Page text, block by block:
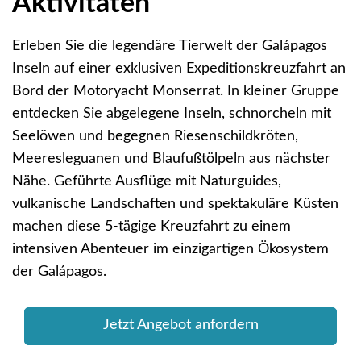
Erleben Sie die legendäre Tierwelt der Galápagos
Inseln auf einer exklusiven Expeditionskreuzfahrt an
Bord der Motoryacht Monserrat. In kleiner Gruppe
entdecken Sie abgelegene Inseln, schnorcheln mit
Seelöwen und begegnen Riesenschildkröten,
Meeresleguanen und Blaufußtölpeln aus nächster
Nähe. Geführte Ausflüge mit Naturguides,
vulkanische Landschaften und spektakuläre Küsten
machen diese 5-tägige Kreuzfahrt zu einem
intensiven Abenteuer im einzigartigen Ökosystem
der Galápagos.
Jetzt Angebot anfordern